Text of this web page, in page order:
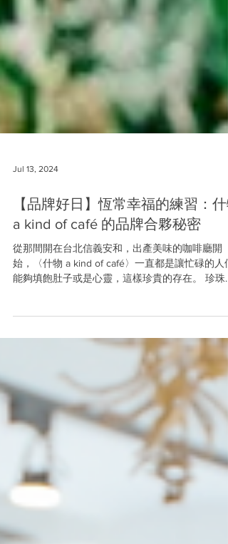
Jul 13, 2024
【品牌好日】恆常幸福的練習：什
a kind of café 的品牌合夥秘密
從那間開在台北信義安和，出產美味的咖啡廳開
育霖作為品牌合夥人，走過了〈什物 a kind of
模式，並肩將〈什物 ...